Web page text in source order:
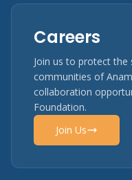
Careers
Join us to protect
communities of
collaboration
Foundation.
Join Us